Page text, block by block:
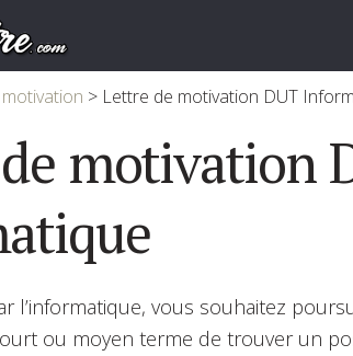
> Lettre de motivation DUT
motivation
l’informatique, vous souhaitez
ou moyen terme de trouver un